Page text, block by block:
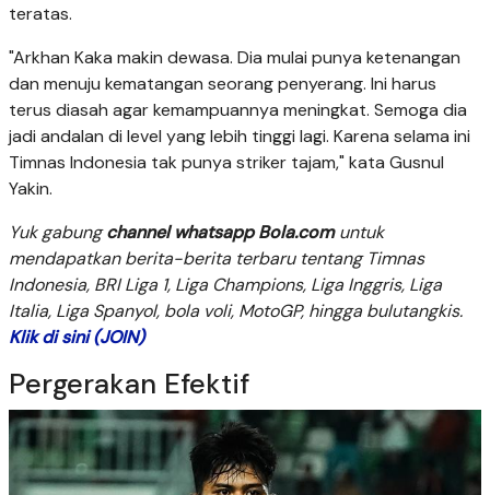
teratas.
"Arkhan Kaka makin dewasa. Dia mulai punya ketenangan
dan menuju kematangan seorang penyerang. Ini harus
terus diasah agar kemampuannya meningkat. Semoga dia
jadi andalan di level yang lebih tinggi lagi. Karena selama ini
Timnas Indonesia tak punya striker tajam," kata Gusnul
Yakin.
Yuk gabungchannel whatsapp Bola.comuntuk
mendapatkan berita-berita terbaru tentang Timnas
Indonesia, BRI Liga 1, Liga Champions, Liga Inggris, Liga
Italia, Liga Spanyol, bola voli, MotoGP, hingga bulutangkis.
Klik di sini (JOIN)
Pergerakan Efektif